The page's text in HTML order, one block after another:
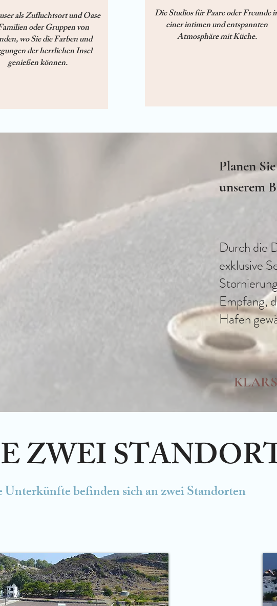
als Zufluchtsort und Oase
oder Gruppen von
wo Sie die Farben und
der herrlichen Insel
genießen können.
Die Studios für Paare oder Freunde
einer intimen und entspannten
Atmosphäre mit Küche.
Planen
unserem
Durch die
exklusive
Empfang,
Hafen
ZWEI
Unterkünfte befinden sich an zwei Standorten